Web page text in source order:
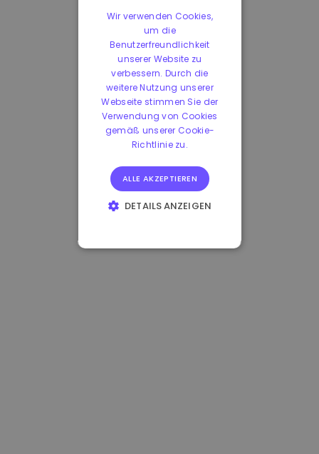
Wir verwenden Cookies,
um die
Benutzerfreundlichkeit
unserer Website zu
verbessern. Durch die
weitere Nutzung unserer
Webseite stimmen Sie der
Verwendung von Cookies
gemäß unserer Cookie-
Richtlinie zu.
ALLE AKZEPTIEREN
DETAILS ANZEIGEN